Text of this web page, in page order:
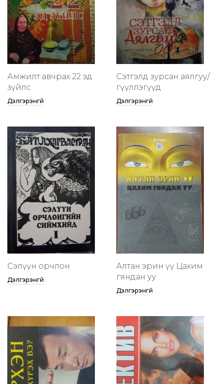
Амжилт авчрах 22 эд
зүйлс
Дэлгэрэнгүй
Сэтгэлд зурсан аялгуу/
өгүүллэгүүд
Дэлгэрэнгүй
Сэлүүн орчлон
Дэлгэрэнгүй
Алтан эрин үү Цахим
гяндан уу
Дэлгэрэнгүй